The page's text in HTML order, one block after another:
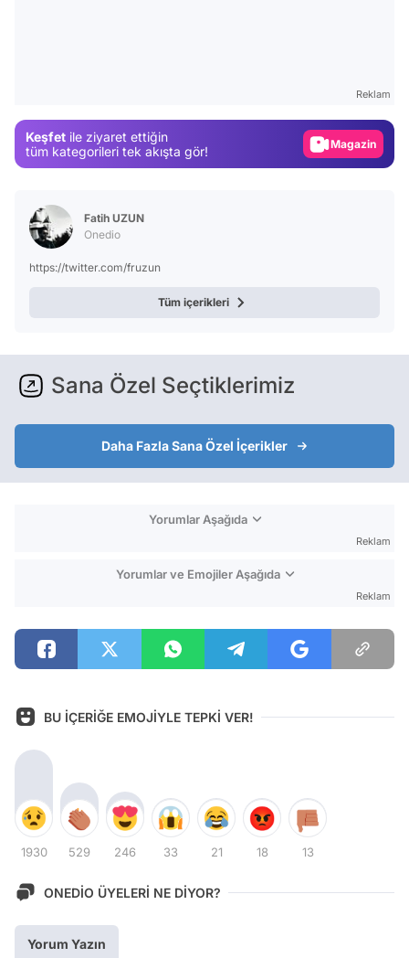
Reklam
Keşfet ile ziyaret ettiğin
tüm kategorileri tek akışta gör!
Magazin
Fatih UZUN
Onedio
https://twitter.com/fruzun
Tüm içerikleri
Sana Özel Seçtiklerimiz
Daha Fazla Sana Özel İçerikler
Yorumlar Aşağıda
Reklam
Yorumlar ve Emojiler Aşağıda
Reklam
BU İÇERİĞE EMOJİYLE TEPKİ VER!
1930 529 246 33 21 18 13
ONEDİO ÜYELERİ NE DİYOR?
Yorum Yazın